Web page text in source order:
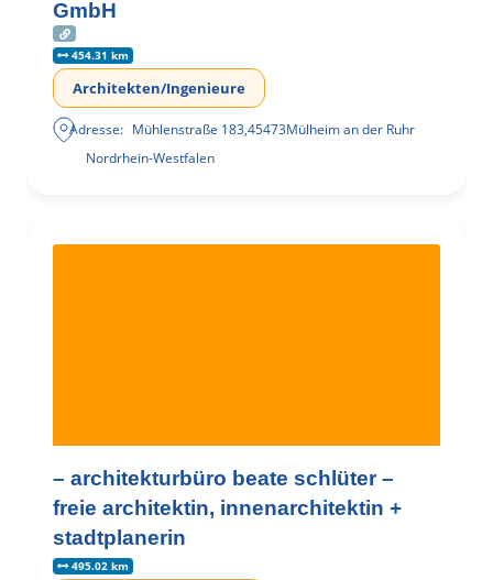
GmbH
454.31 km
Architekten/Ingenieure
Adresse: Mühlenstraße 183,45473Mülheim an der Ruhr
Nordrhein-Westfalen
– architekturbüro beate schlüter –
freie architektin, innenarchitektin +
stadtplanerin
495.02 km